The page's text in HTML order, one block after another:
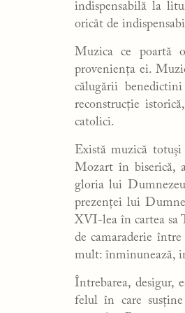
indispensabilă la
oricât de
Muzica ce poartă
proveniența ei.
călugării
reconstrucție
catolici.
Există muzică
Mozart în biserică,
gloria lui
prezenței lui
XVI-lea în cartea sa
de camaraderie
mult: înminunează,
Întrebarea, desigur,
felul în care